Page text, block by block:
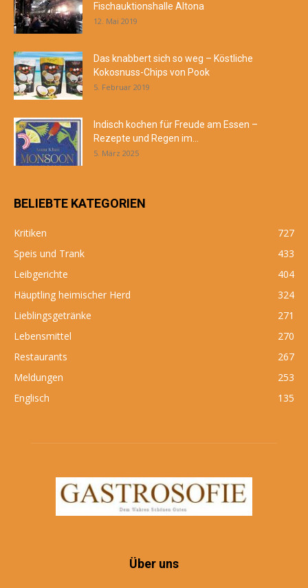
Fischauktionshalle Altona
12. Mai 2019
Das knabbert sich so weg – Köstliche
Kokosnuss-Chips von Pook
5. Februar 2019
Indisch kochen für Freude am Essen –
Rezepte und Regen im...
5. März 2025
BELIEBTE KATEGORIEN
Kritiken
727
Speis und Trank
433
Leibgerichte
404
Häuptling heimischer Herd
324
Lieblingsgetränke
271
Lebensmittel
270
Restaurants
267
Meldungen
253
Englisch
135
Über uns